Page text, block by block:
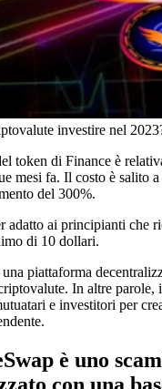
investire nel
token di Finance è
mesi fa. Il costo è salito
del 300%.
adatto ai principianti che
di 10 dollari.
piattaforma
In altre parole,
e investitori per
è uno
con una